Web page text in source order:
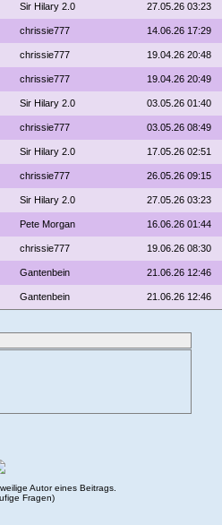
Sir Hilary 2.0 27.05.26 03:23
chrissie777 14.06.26 17:29
chrissie777 19.04.26 20:48
chrissie777 19.04.26 20:49
Sir Hilary 2.0 03.05.26 01:40
chrissie777 03.05.26 08:49
Sir Hilary 2.0 17.05.26 02:51
chrissie777 26.05.26 09:15
Sir Hilary 2.0 27.05.26 03:23
Pete Morgan 16.06.26 01:44
chrissie777 19.06.26 08:30
Gantenbein 21.06.26 12:46
Gantenbein 21.06.26 12:46
Autor eines Beitrags.
Fragen)